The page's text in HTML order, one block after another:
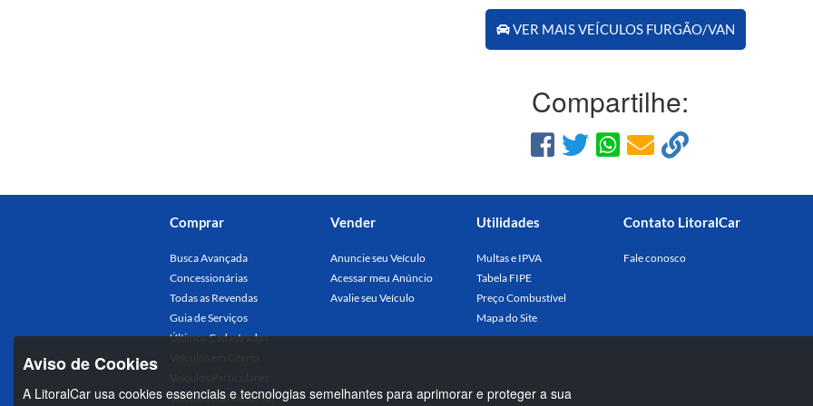
VER MAIS VEÍCULOS FURGÃO/VAN
Compartilhe:
Comprar
Busca Avançada
Concessionárias
Todas as Revendas
Guia de Serviços
Últimos Cadastrados
Veículos Marcados (0)
Vender
Anuncie seu Veículo
Acessar meu Anúncio
Avalie seu Veículo
Utilidades
Multas e IPVA
Tabela FIPE
Preço Combustível
Mapa do Site
Contato LitoralCar
Fale conosco
Aviso de Cookies
A LitoralCar usa cookies essenciais e tecnologias semelhantes para aprimorar e proteger a sua